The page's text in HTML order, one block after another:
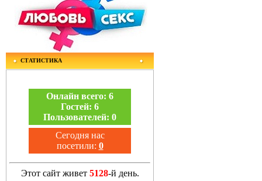
СТАТИСТИКА
Онлайн всего: 6
Гостей: 6
Пользователей: 0
Сегодня нас
посетили: 0
Этот сайт живет 5128-й день.